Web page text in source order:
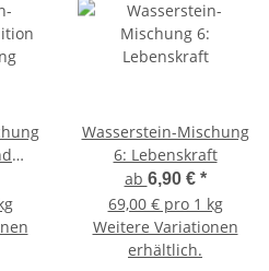
Wasserstein-Mischung
6: Lebenskraft
ab 6,90 € *
69,00 € pro 1 kg
Weitere Variationen
erhältlich.